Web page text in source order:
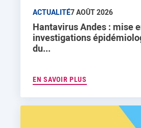
ACTUALITÉ7 AOÛT 2026
Hantavirus Andes : mise
investigations
du...
EN SAVOIR PLUS